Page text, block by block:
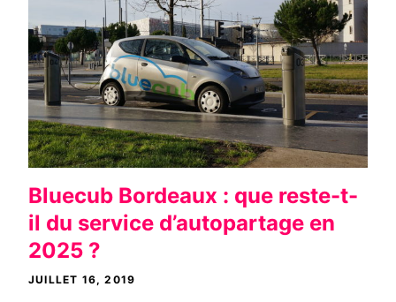
Bluecub Bordeaux : que reste-t-
il du service d’autopartage en
2025 ?
JUILLET 16, 2019